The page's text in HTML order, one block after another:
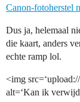
Canon-fotoherstel
Dus ja, helemaal
die kaart, anders
echte ramp lol.
<img
alt=‘Kan ik